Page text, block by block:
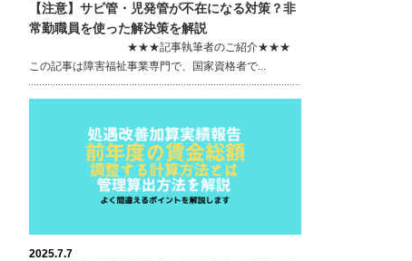
【注意】サビ管・児発管が不在になる対策？非
常勤職員を使った解決策を解説
★★★記事執筆者のご紹介★★★
この記事は障害福祉事業専門で、国家資格者で...
2025.7.7